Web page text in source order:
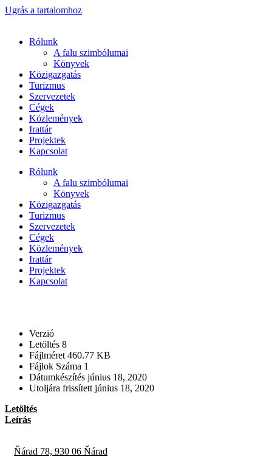
Ugrás a tartalomhoz
Rólunk
A falu szimbólumai
Könyvek
Közigazgatás
Turizmus
Szervezetek
Cégek
Közlemények
Irattár
Projektek
Kapcsolat
Rólunk
A falu szimbólumai
Könyvek
Közigazgatás
Turizmus
Szervezetek
Cégek
Közlemények
Irattár
Projektek
Kapcsolat
Verzió
Letöltés 8
Fájlméret 460.77 KB
Fájlok Száma 1
Dátumkészítés június 18, 2020
Utoljára frissített június 18, 2020
Letöltés
Leírás
Ňárad 78, 930 06 Ňárad